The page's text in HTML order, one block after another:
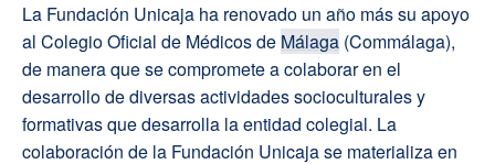
La Fundación Unicaja ha renovado un año más su apoyo
al Colegio Oficial de Médicos de Málaga (Commálaga),
de manera que se compromete a colaborar en el
desarrollo de diversas actividades socioculturales y
formativas que desarrolla la entidad colegial. La
colaboración de la Fundación Unicaja se materializa en